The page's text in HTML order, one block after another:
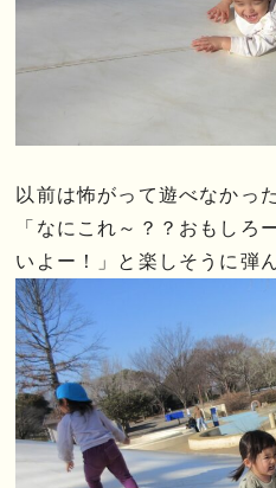
以前は怖がって遊べなかっ
「なにこれ～？？おもし
いよー！」と楽しそうに弾